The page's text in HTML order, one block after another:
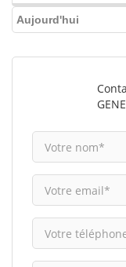
Aujourd'hui